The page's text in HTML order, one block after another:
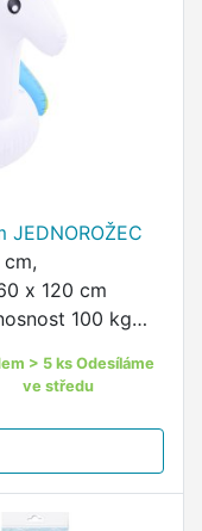
x 120 cm
100 kg
…
> 5 ks Odesíláme
ve středu